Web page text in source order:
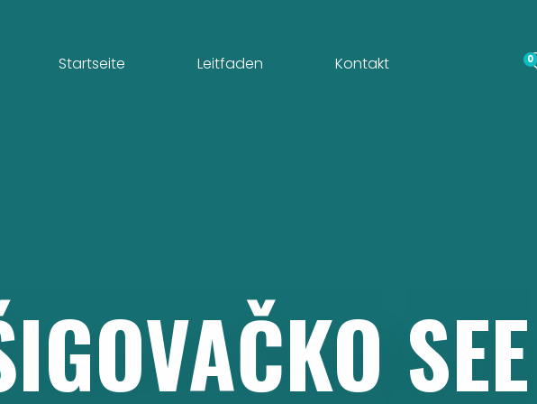
Startseite Leitfaden Kontakt 0
SEE